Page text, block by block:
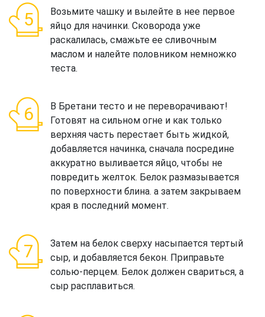
Возьмите чашку и вылейте в нее первое
яйцо для начинки. Сковорода уже
раскалилась, смажьте ее сливочным
маслом и налейте половником немножко
теста.
В Бретани тесто и не переворачивают!
Готовят на сильном огне и как только
верхняя часть перестает быть жидкой,
добавляется начинка, сначала посредине
аккуратно выливается яйцо, чтобы не
повредить желток. Белок размазывается
по поверхности блина. а затем закрываем
края в последний момент.
Затем на белок сверху насыпается тертый
сыр, и добавляется бекон. Приправьте
солью-перцем. Белок должен свариться, а
сыр расплавиться.